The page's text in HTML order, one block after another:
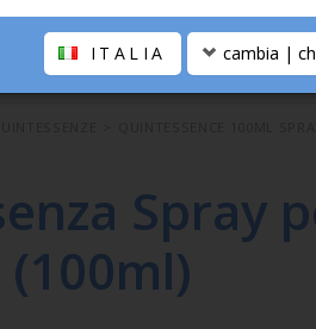
Spray
ITALIA cambia |